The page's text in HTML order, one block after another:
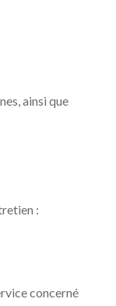
ainsi que
:
concerné